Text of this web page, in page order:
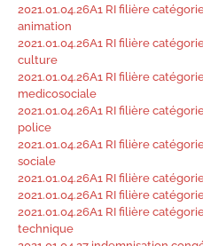
2021.01.04.26A1 RI filière
animation
2021.01.04.26A1 RI filière
culture
2021.01.04.26A1 RI filière
medicosociale
2021.01.04.26A1 RI filière
police
2021.01.04.26A1 RI filière
sociale
2021.01.04.26A1 RI filière
2021.01.04.26A1 RI filière
2021.01.04.26A1 RI filière
technique